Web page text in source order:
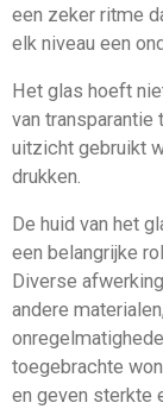
een zeker ritme
elk niveau een
Het glas hoeft
van transparantie
uitzicht gebruikt
drukken.
De huid van het
een belangrijke
Diverse
andere
toegebrachte
en geven sterkte